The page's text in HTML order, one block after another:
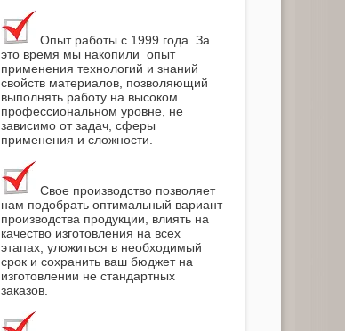
Опыт работы с 1999 года. За
это время мы накопили опыт
применения технологий и знаний
свойств материалов, позволяющий
выполнять работу на высоком
профессиональном уровне, не
зависимо от задач, сферы
применения и сложности.
Свое производство позволяет
нам подобрать оптимальный вариант
производства продукции, влиять на
качество изготовления на всех
этапах, уложиться в необходимый
срок и сохранить ваш бюджет на
изготовлении не стандартных
заказов.